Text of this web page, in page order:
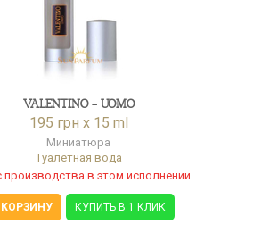
VALENTINO - UOMO
195 грн x 15 ml
Миниатюра
Туалетная вода
производства в этом исполнении
КОРЗИНУ КУПИТЬ В 1 КЛИК